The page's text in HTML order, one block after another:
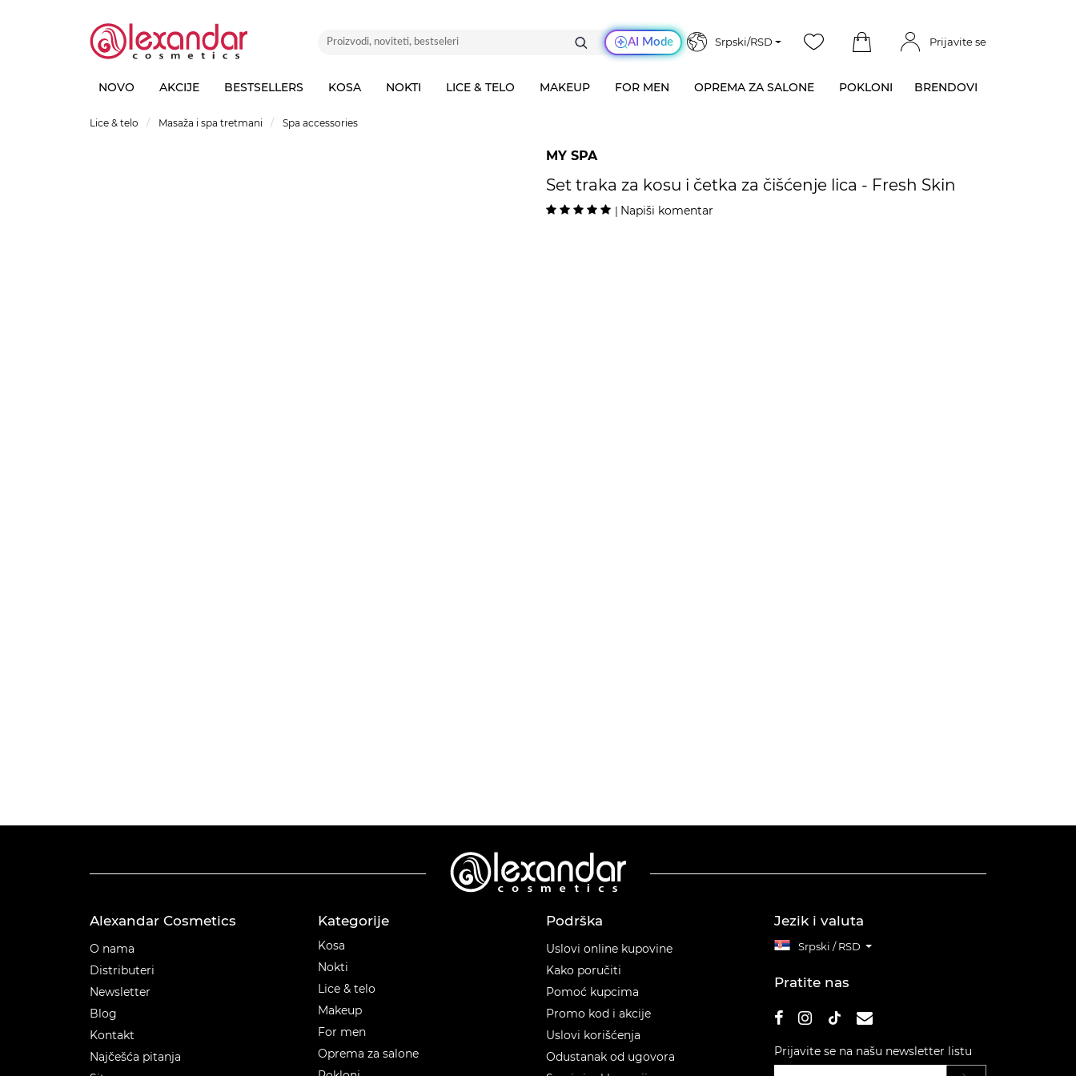
AI Mode Srpski/RSD Prijavite se
NOVO AKCIJE BESTSELLERS KOSA NOKTI LICE & TELO MAKEUP FOR MEN OPREMA ZA SALONE POKLONI BRENDOVI
Lice & telo Masaža i spa tretmani Spa accessories
MY SPA
Set traka za kosu i četka za čišćenje lica - Fresh Skin
| Napiši komentar
Alexandar Cosmetics
O nama
Distributeri
Newsletter
Blog
Kontakt
Najčešća pitanja
Kategorije
Kosa
Nokti
Lice & telo
Makeup
For men
Oprema za salone
Podrška
Uslovi online kupovine
Kako poručiti
Pomoć kupcima
Promo kod i akcije
Uslovi korišćenja
Odustanak od ugovora
Jezik i valuta
Srpski / RSD
Pratite nas
Prijavite se na našu newsletter listu